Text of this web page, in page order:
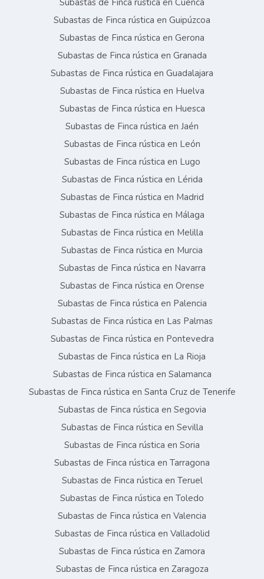
Subastas de Finca rústica en Cuenca
Subastas de Finca rústica en Guipúzcoa
Subastas de Finca rústica en Gerona
Subastas de Finca rústica en Granada
Subastas de Finca rústica en Guadalajara
Subastas de Finca rústica en Huelva
Subastas de Finca rústica en Huesca
Subastas de Finca rústica en Jaén
Subastas de Finca rústica en León
Subastas de Finca rústica en Lugo
Subastas de Finca rústica en Lérida
Subastas de Finca rústica en Madrid
Subastas de Finca rústica en Málaga
Subastas de Finca rústica en Melilla
Subastas de Finca rústica en Murcia
Subastas de Finca rústica en Navarra
Subastas de Finca rústica en Orense
Subastas de Finca rústica en Palencia
Subastas de Finca rústica en Las Palmas
Subastas de Finca rústica en Pontevedra
Subastas de Finca rústica en La Rioja
Subastas de Finca rústica en Salamanca
Subastas de Finca rústica en Santa Cruz de Tenerife
Subastas de Finca rústica en Segovia
Subastas de Finca rústica en Sevilla
Subastas de Finca rústica en Soria
Subastas de Finca rústica en Tarragona
Subastas de Finca rústica en Teruel
Subastas de Finca rústica en Toledo
Subastas de Finca rústica en Valencia
Subastas de Finca rústica en Valladolid
Subastas de Finca rústica en Zamora
Subastas de Finca rústica en Zaragoza